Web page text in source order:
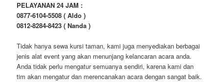
PELAYANAN 24 JAM :
0877-6104-5508 ( Aldo )
0812-8284-8423 ( Nanda )
Tidak hanya sewa kursi taman, kami juga menyediakan berbagai
jenis alat event yang akan menunjang kelancaran acara anda.
Anda tidak perlu mengatur semuanya sendiri, karena kami dan
tim akan mengatur dan merencanakan acara dengan sangat baik.